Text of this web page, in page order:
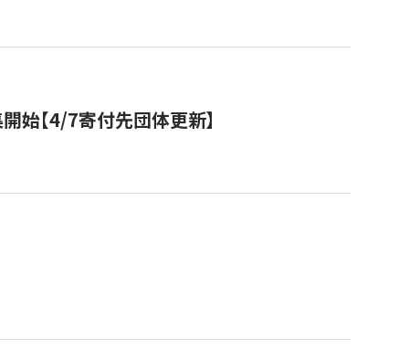
始【4/7寄付先団体更新】